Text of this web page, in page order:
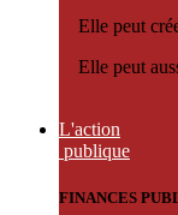
Elle peut
Elle peut
L'action
publique
FINANCES